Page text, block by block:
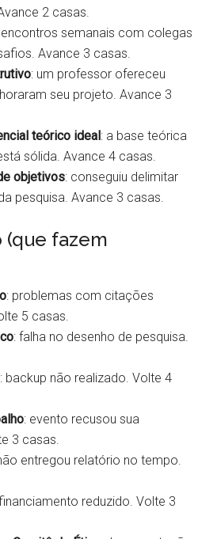
2 casas.
encontros semanais com colegas
Avance 3 casas.
: um professor ofereceu
seu projeto. Avance 3
teórico ideal: a base teórica
sólida. Avance 4 casas.
objetivos: conseguiu delimitar
pesquisa. Avance 3 casas.
(que fazem
: problemas com citações
5 casas.
: falha no desenho de pesquisa.
: backup não realizado. Volte 4
: evento recusou sua
3 casas.
entregou relatório no tempo.
reduzido. Volte 3